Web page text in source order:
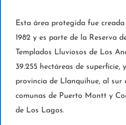
Esta área protegida fue creada
1982 y es parte de la Reserva
Templados Lluviosos de Los
39.255 hectáreas de superficie,
provincia de Llanquihue, al sur
comunas de Puerto Montt y
de Los Lagos.